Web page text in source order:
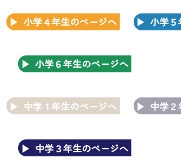
小学４年生のページへ 小学
小学６年生のページへ
中学１年生のページへ 中学
中学３年生のページへ